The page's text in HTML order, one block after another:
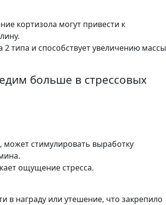
кортизола могут привести к
2 типа и способствует увеличению массы
больше в стрессовых
стимулировать выработку
ощущение стресса.
в награду или утешение, что закрепило